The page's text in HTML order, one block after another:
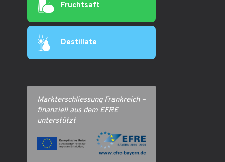
Fruchtsaft
Destillate
Markterschliessung Frankreich –
finanziell aus dem EFRE
unterstützt